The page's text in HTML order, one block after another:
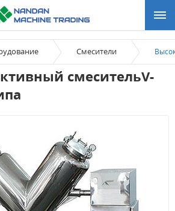
Смесители
смесительV-